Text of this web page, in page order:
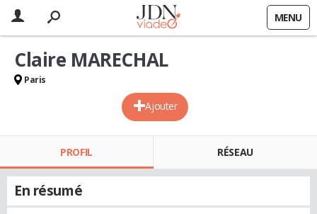
MENU
Ajouter
Claire MARECHAL
Paris
PROFIL RÉSEAU
En résumé